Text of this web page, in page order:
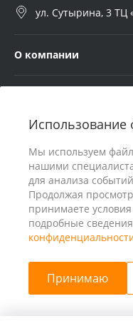
Использование
Мы используем
нашими
для анализа
Продолжая
принимаете
подробные
Принимаю
ул. Сутырина, 3 ТЦ
О компании